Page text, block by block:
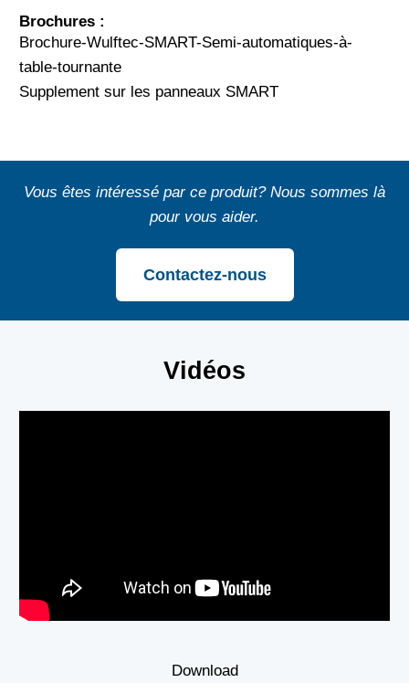
Brochures :
Brochure-Wulftec-SMART-Semi-automatiques-à-
table-tournante
Supplement sur les panneaux SMART
Vous êtes intéressé par ce produit? Nous sommes là
pour vous aider.
Contactez-nous
Vidéos
Download